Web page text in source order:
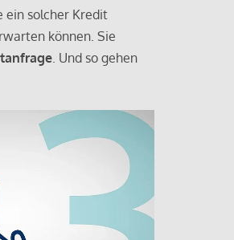
ein solcher Kredit
können. Sie
. Und so gehen